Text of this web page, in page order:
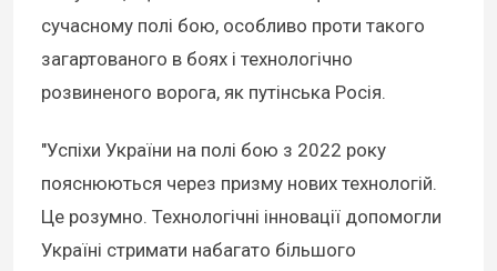
сучасному полі бою, особливо проти такого
загартованого в боях і технологічно
розвиненого ворога, як путінська Росія.
"Успіхи України на полі бою з 2022 року
пояснюються через призму нових технологій.
Це розумно. Технологічні інновації допомогли
Україні стримати набагато більшого